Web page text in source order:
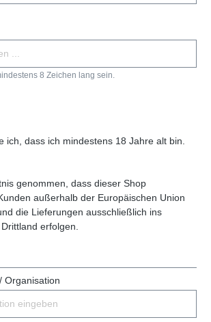
8 Zeichen lang sein.
ich, dass ich mindestens 18 Jahre alt bin.
genommen, dass dieser Shop
außerhalb der Europäischen Union
die Lieferungen ausschließlich ins
erfolgen.
Organisation